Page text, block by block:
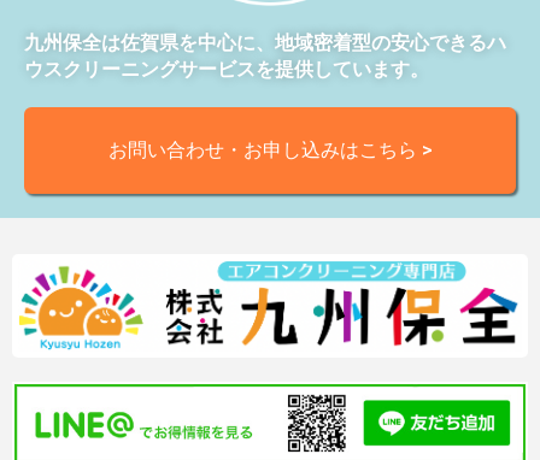
九州保全は佐賀県を中心に、地域密着型の安心できるハ
ウスクリーニングサービスを提供しています。
お問い合わせ・お申し込みはこちら >